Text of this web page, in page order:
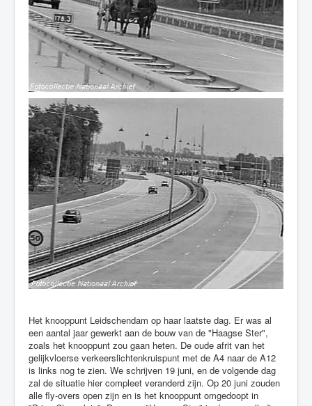
Het knooppunt Leidschendam op haar laatste dag. Er was al
een aantal jaar gewerkt aan de bouw van de "Haagse Ster",
zoals het knooppunt zou gaan heten. De oude afrit van het
gelijkvloerse verkeerslichtenkruispunt met de A4 naar de A12
is links nog te zien. We schrijven 19 juni, en de volgende dag
zal de situatie hier compleet veranderd zijn. Op 20 juni zouden
alle fly-overs open zijn en is het knooppunt omgedoopt in